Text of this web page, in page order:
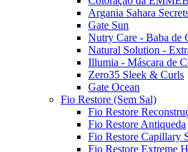
Argania Sahara
Gate Sun
Nutry Care - Baba de
Natural Solution -
Illumia - Máscara de
Zero35 Sleek & Curls
Gate Ocean
Fio Restore (Sem Sal)
Fio Restore
Fio Restore Antiqueda
Fio Restore Capillary
Fio Restore Extreme